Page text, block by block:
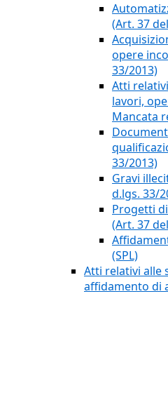
(Art. 37
opere
33/2013)
Atti
lavori,
Mancata
33/2013)
Gravi
d.lgs. 33/
Progetti
(Art. 37
(SPL)
Atti relativi alle
affidamento di